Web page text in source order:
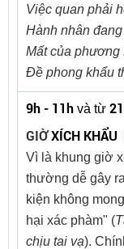
Việc quan phải
Hành nhân
Mất của phương
Đề phong khẩu
9h - 11h và từ
GIỜXÍCH KHẨU
Vì là khung giờ
thường dễ gây
kiện không
hại xác phàm" (
chịu tai vạ).